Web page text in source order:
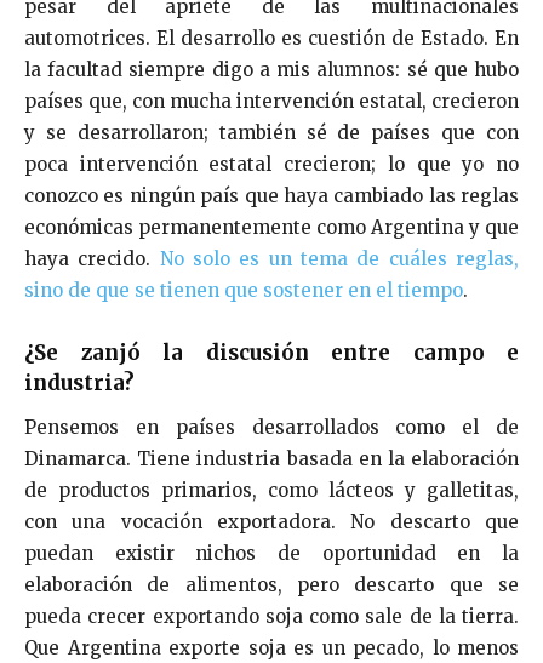
pesar del apriete de las multinacionales
automotrices. El desarrollo es cuestión de Estado. En
la facultad siempre digo a mis alumnos: sé que hubo
países que, con mucha intervención estatal, crecieron
y se desarrollaron; también sé de países que con
poca intervención estatal crecieron; lo que yo no
conozco es ningún país que haya cambiado las reglas
económicas permanentemente como Argentina y que
haya crecido. No solo es un tema de cuáles reglas,
sino de que se tienen que sostener en el tiempo.
¿Se zanjó la discusión entre campo e
industria?
Pensemos en países desarrollados como el de
Dinamarca. Tiene industria basada en la elaboración
de productos primarios, como lácteos y galletitas,
con una vocación exportadora. No descarto que
puedan existir nichos de oportunidad en la
elaboración de alimentos, pero descarto que se
pueda crecer exportando soja como sale de la tierra.
Que Argentina exporte soja es un pecado, lo menos